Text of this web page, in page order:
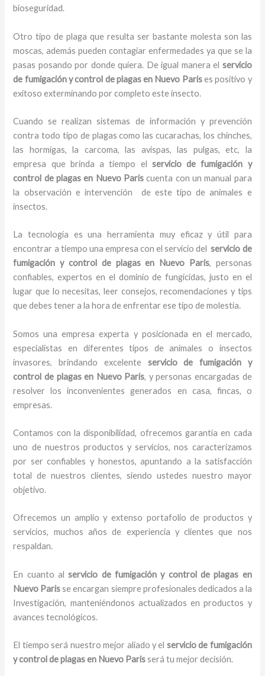
bioseguridad.
Otro tipo de plaga que resulta ser bastante molesta son las
moscas, además pueden contagiar enfermedades ya que se la
pasas posando por donde quiera. De igual manera el servicio
de fumigación y control de plagasen Nuevo Parises positivo y
exitoso exterminando por completo este insecto.
Cuando se realizan sistemas de información y prevención
contra todo tipo de plagas como las cucarachas, los chinches,
las hormigas, la carcoma, las avispas, las pulgas, etc, la
empresa que brinda a tiempo el servicio de fumigación y
control de plagas en Nuevo Paris cuenta con un manual para
la observación e intervención de este tipo de animales e
insectos.
La tecnología es una herramienta muy eficaz y útil para
encontrar a tiempo una empresa con el servicio delservicio de
fumigación y control de plagasen Nuevo Paris, personas
confiables, expertos en el dominio de fungicidas, justo en el
lugar que lo necesitas, leer consejos, recomendaciones y tips
que debes tener a la hora de enfrentar ese tipo de molestia.
Somos una empresa experta y posicionada en el mercado,
especialistas en diferentes tipos de animales o insectos
invasores, brindando excelente servicio de fumigación y
control de plagasen Nuevo Paris, y personas encargadas de
resolver los inconvenientes generados en casa, fincas, o
empresas.
Contamos con la disponibilidad, ofrecemos garantía en cada
uno de nuestros productos y servicios, nos caracterizamos
por ser confiables y honestos, apuntando a la satisfacción
total de nuestros clientes, siendo ustedes nuestro mayor
objetivo.
Ofrecemos un amplio y extenso portafolio de productos y
servicios, muchos años de experiencia y clientes que nos
respaldan.
En cuanto alservicio de fumigación y control de plagas en
Nuevo Parisse encargan siempre profesionales dedicados a la
Investigación, manteniéndonos actualizados en productos y
avances tecnológicos.
El tiempo será nuestro mejor aliado y el servicio de fumigación
y control de plagasen Nuevo Parisserá tu mejor decisión.